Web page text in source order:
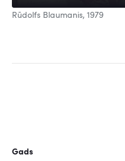
Rūdolfs Blaumanis, 1979
Gads